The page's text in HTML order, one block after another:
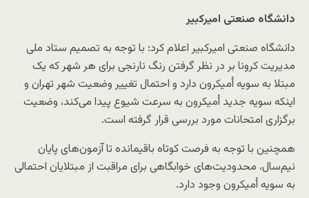
دانشگاه صنعتی امیرکبیر
دانشگاه صنعتی امیرکبیر اعلام کرد: با توجه به تصمیم ستاد ملی
مدیریت کرونا بر در نظر گرفتن رنگ نارنجی برای هر شهر که یک
مبتلا به سویه اُمیکرون دارد و احتمال تغییر وضعیت شهر تهران و
اینکه سویه جدید اُمیکرون به سرعت شیوع پیدا می‌کند، وضعیت
برگزاری امتحانات مورد بررسی قرار گرفته است.
همچنین با توجه به فرصت کوتاه باقیمانده تا آزمون‌های پایان
نیم‌سال، محدودیت‌های خوابگاهی برای مراقبت از مبتلایان احتمالی
به سویه اُمیکرون وجود دارد.